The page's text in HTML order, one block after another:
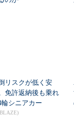
リスクが低く安
免許返納後も乗れ
輪シニアカー